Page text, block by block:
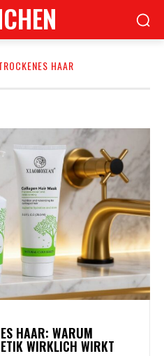
HAAR
HAAR: WARUM
WIRKLICH WIRKT